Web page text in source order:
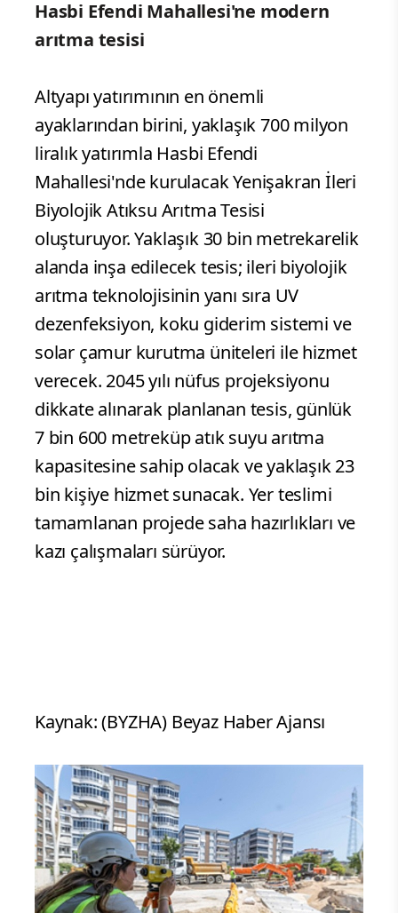
Hasbi Efendi Mahallesi'ne modern
arıtma tesisi
Altyapı yatırımının en önemli
ayaklarından birini, yaklaşık 700 milyon
liralık yatırımla Hasbi Efendi
Mahallesi'nde kurulacak Yenişakran İleri
Biyolojik Atıksu Arıtma Tesisi
oluşturuyor. Yaklaşık 30 bin metrekarelik
alanda inşa edilecek tesis; ileri biyolojik
arıtma teknolojisinin yanı sıra UV
dezenfeksiyon, koku giderim sistemi ve
solar çamur kurutma üniteleri ile hizmet
verecek. 2045 yılı nüfus projeksiyonu
dikkate alınarak planlanan tesis, günlük
7 bin 600 metreküp atık suyu arıtma
kapasitesine sahip olacak ve yaklaşık 23
bin kişiye hizmet sunacak. Yer teslimi
tamamlanan projede saha hazırlıkları ve
kazı çalışmaları sürüyor.
Kaynak: (BYZHA) Beyaz Haber Ajansı